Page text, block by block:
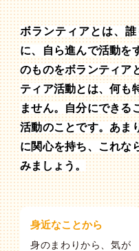
ボランティアとは、
に、自ら進んで活動を
のものをボランティア
ティア活動とは、何も
ません。自分にできる
活動のことです。あま
に関心を持ち、これな
みましょう。
身近なことから
身のまわりから、気が